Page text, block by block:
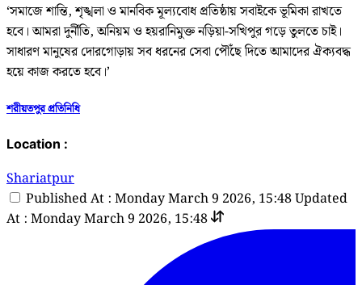
‘সমাজে শান্তি, শৃঙ্খলা ও মানবিক মূল্যবোধ প্রতিষ্ঠায় সবাইকে ভূমিকা রাখতে
হবে। আমরা দুর্নীতি, অনিয়ম ও হয়রানিমুক্ত নড়িয়া-সখিপুর গড়ে তুলতে চাই।
সাধারণ মানুষের দোরগোড়ায় সব ধরনের সেবা পৌঁছে দিতে আমাদের ঐক্যবদ্ধ
হয়ে কাজ করতে হবে।’
শরীয়তপুর প্রতিনিধি
Location :
Shariatpur
Published At : Monday March 9 2026, 15:48Updated
At : Monday March 9 2026, 15:48